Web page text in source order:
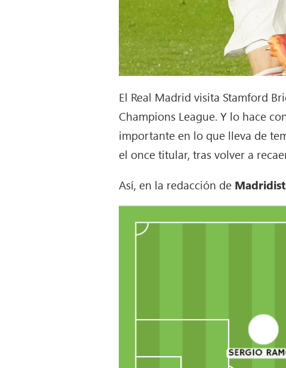
El Real Madrid visita Stamford
Champions League. Y lo hace
importante en lo que lleva de
el once titular, tras volver a
Así, en la redacción de